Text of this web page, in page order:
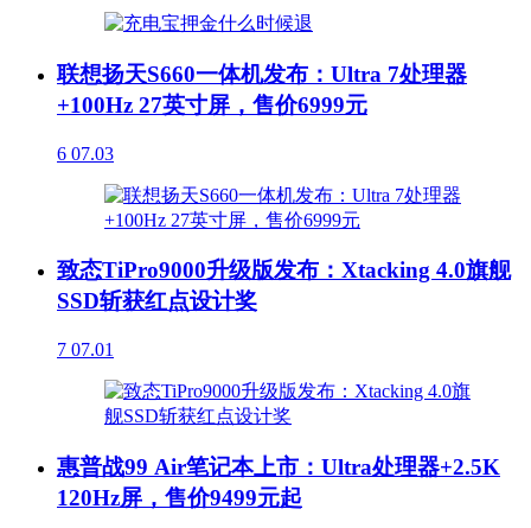
联想扬天S660一体机发布：Ultra 7处理器
+100Hz 27英寸屏，售价6999元
6 07.03
致态TiPro9000升级版发布：Xtacking 4.0旗舰
SSD斩获红点设计奖
7 07.01
惠普战99 Air笔记本上市：Ultra处理器+2.5K
120Hz屏，售价9499元起